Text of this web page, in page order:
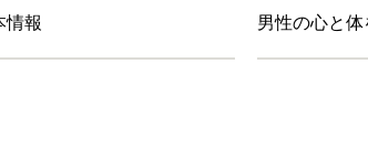
情報 男性の心と体